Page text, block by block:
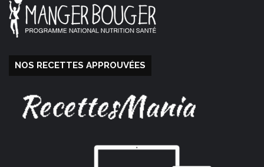
NOS RECETTES APPROUVÉES